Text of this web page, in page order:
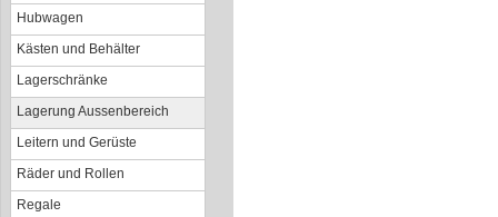
Hubwagen
Kästen und Behälter
Lagerschränke
Lagerung Aussenbereich
Leitern und Gerüste
Räder und Rollen
Regale